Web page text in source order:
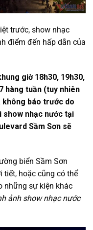
trước, show nhạc
điểm đến hấp dẫn của
giờ 18h30, 19h30,
hàng tuần (tuy nhiên
không báo trước do
show nhạc nước tại
Sầm Sơn sẽ
biển Sầm Sơn
tiết, hoặc cũng có thể
những sự kiện khác
ảnh show nhạc nước